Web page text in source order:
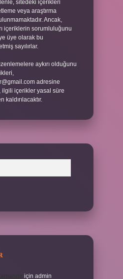
sitedeki içerikleri
veya araştırma
Ancak,
içeriklerin sorumluluğunu
üye olarak bu
sayılırlar.
aykırı olduğunu
adresine
içerikler yasal süre
kaldırılacaktır.
için admin